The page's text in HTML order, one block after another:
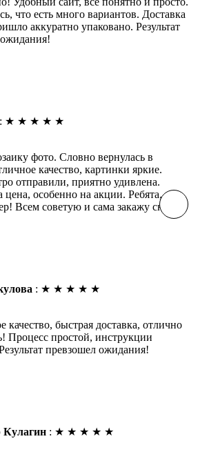
что есть много вариантов. Доставка
аккуратно упаковано. Результат
: ★ ★ ★ ★ ★
фото. Словно вернулась в
качество, картинки яркие.
отправили, приятно удивлена.
цена, особенно на акции. Ребята, вы
Всем советую и сама закажу снова.
: ★ ★ ★ ★ ★
качество, быстрая доставка, отлично
Процесс простой, инструкции
превзошел ожидания!
Кулагин : ★ ★ ★ ★ ★